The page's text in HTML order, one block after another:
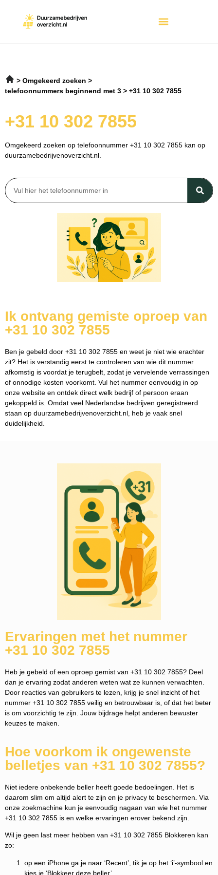
Omgekeerd zoeken
telefoonnummers beginnend met 3
+31 10 302 7855
+31 10 302 7855
Omgekeerd zoeken op telefoonnummer +31 10 302 7855 kan op
duurzamebedrijvenoverzicht.nl.
Ik ontvang gemiste oproep van
+31 10 302 7855
Ben je gebeld door +31 10 302 7855 en weet je niet wie erachter
zit? Het is verstandig eerst te controleren van wie dit nummer
afkomstig is voordat je terugbelt, zodat je vervelende verrassingen
of onnodige kosten voorkomt. Vul het nummer eenvoudig in op
onze website en ontdek direct welk bedrijf of persoon eraan
gekoppeld is. Omdat veel Nederlandse bedrijven geregistreerd
staan op duurzamebedrijvenoverzicht.nl, heb je vaak snel
duidelijkheid.
Ervaringen met het nummer
+31 10 302 7855
Heb je gebeld of een oproep gemist van +31 10 302 7855? Deel
dan je ervaring zodat anderen weten wat ze kunnen verwachten.
Door reacties van gebruikers te lezen, krijg je snel inzicht of het
nummer +31 10 302 7855 veilig en betrouwbaar is, of dat het beter
is om voorzichtig te zijn. Jouw bijdrage helpt anderen bewuster
keuzes te maken.
Hoe voorkom ik ongewenste
belletjes van +31 10 302 7855?
Niet iedere onbekende beller heeft goede bedoelingen. Het is
daarom slim om altijd alert te zijn en je privacy te beschermen. Via
onze zoekmachine kun je eenvoudig nagaan van wie het nummer
+31 10 302 7855 is en welke ervaringen erover bekend zijn.
Wil je geen last meer hebben van +31 10 302 7855 Blokkeren kan
zo:
op een iPhone ga je naar ‘Recent’, tik je op het ‘i’-symbool en
kies je ‘Blokkeer deze beller’.